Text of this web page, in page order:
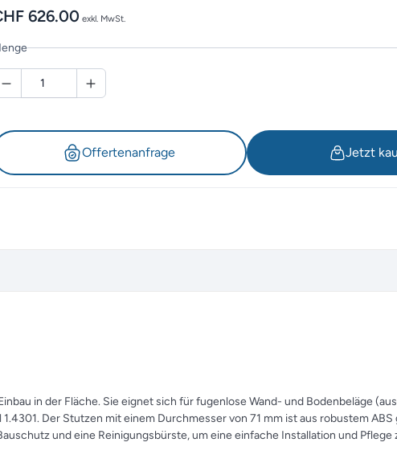
626.00 exkl. MwSt.
Offertenanfrage Jetzt
in der Fläche. Sie eignet sich für fugenlose Wand- und Bodenbeläge
Der Stutzen mit einem Durchmesser von 71 mm ist aus robustem
und eine Reinigungsbürste, um eine einfache Installation und Pflege